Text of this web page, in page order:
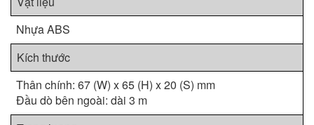
Nhựa ABS
Kích thước
Thân chính: 67 (W) x 65 (H) x 20 (S) mm
Đầu dò bên ngoài: dài 3 m